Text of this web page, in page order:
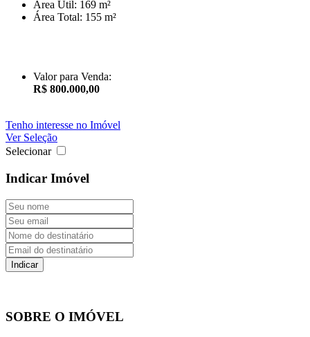
Área Útil: 169 m²
Área Total: 155 m²
Valor para Venda:
R$ 800.000,00
Tenho interesse no Imóvel
Ver Seleção
Selecionar
Indicar Imóvel
SOBRE O IMÓVEL